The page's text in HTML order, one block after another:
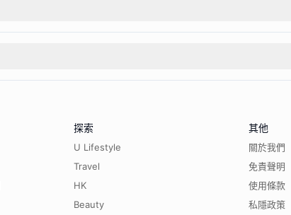
探索
U Lifestyle
Travel
HK
Beauty
其他
關於我們
免責聲明
使用條款
私隱政策